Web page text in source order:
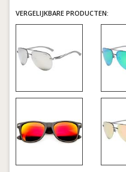
VERGELIJKBARE PRODUCTEN: